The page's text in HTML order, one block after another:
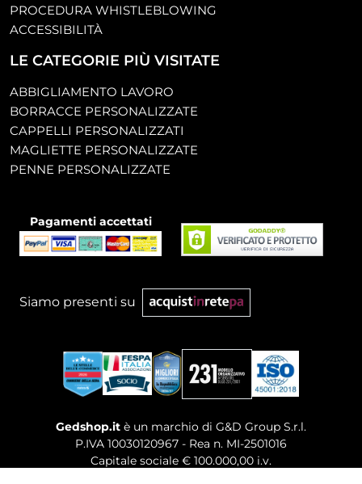
PROCEDURA WHISTLEBLOWING
ACCESSIBILITÀ
LE CATEGORIE PIÙ VISITATE
ABBIGLIAMENTO LAVORO
BORRACCE PERSONALIZZATE
CAPPELLI PERSONALIZZATI
MAGLIETTE PERSONALIZZATE
PENNE PERSONALIZZATE
Pagamenti accettati
Siamo presenti su
Gedshop.it è un marchio di G&D Group S.r.l.
P.IVA 10030120967 - Rea n. MI-2501016
Capitale sociale € 100.000,00 i.v.